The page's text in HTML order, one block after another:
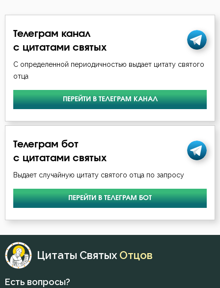
Промысел Божий
Радость
Ропот
Самомнение
Телеграм канал
с цитатами святых
С определенной периодичностью выдает цитату святого
отца
ПЕРЕЙТИ В ТЕЛЕГРАМ КАНАЛ
Телеграм бот
с цитатами святых
Выдает случайную цитату святого отца по запросу
ПЕРЕЙТИ В ТЕЛЕГРАМ БОТ
Цитаты Святых Отцов
Есть вопросы?